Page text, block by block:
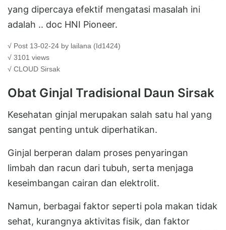
yang dipercaya efektif mengatasi masalah ini
adalah .. doc HNI Pioneer.
√ Post 13-02-24 by lailana (Id1424)
√ 3101 views
√ CLOUD Sirsak
Obat Ginjal Tradisional Daun Sirsak
Kesehatan ginjal merupakan salah satu hal yang
sangat penting untuk diperhatikan.
Ginjal berperan dalam proses penyaringan
limbah dan racun dari tubuh, serta menjaga
keseimbangan cairan dan elektrolit.
Namun, berbagai faktor seperti pola makan tidak
sehat, kurangnya aktivitas fisik, dan faktor